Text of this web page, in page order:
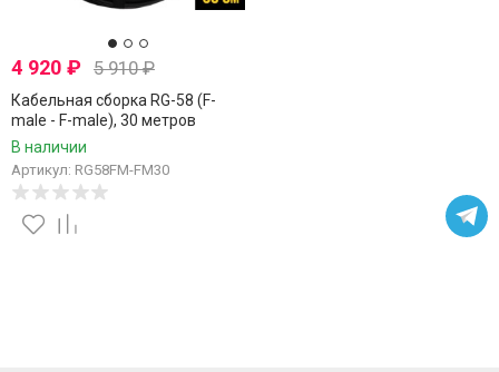
4 920 ₽ 5 910₽
Кабельная сборка RG-58 (F-
male - F-male), 30 метров
В наличии
Артикул: RG58FM-FM30